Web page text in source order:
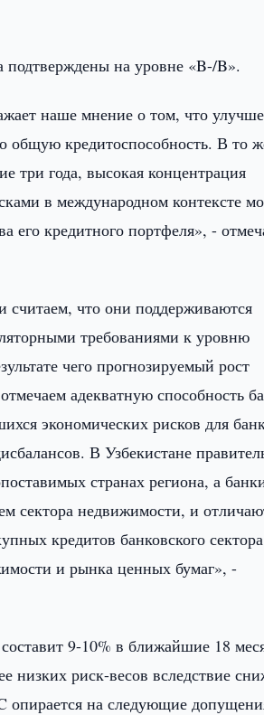
подтверждены на уровне «B-/B».
наше мнение о том, что
общую кредитоспособность. В то
три года, высокая концентрация
в международном контексте
его кредитного портфеля», -
считаем, что они поддерживаются
требованиями к уровню
чего прогнозируемый рост
адекватную способность
экономических рисков для
В Узбекистане
странах региона, а
сектора недвижимости, и
кредитов банковского
и рынка ценных бумаг», -
9-10% в ближайшие 18
низких риск-весов вследствие
опирается на следующие